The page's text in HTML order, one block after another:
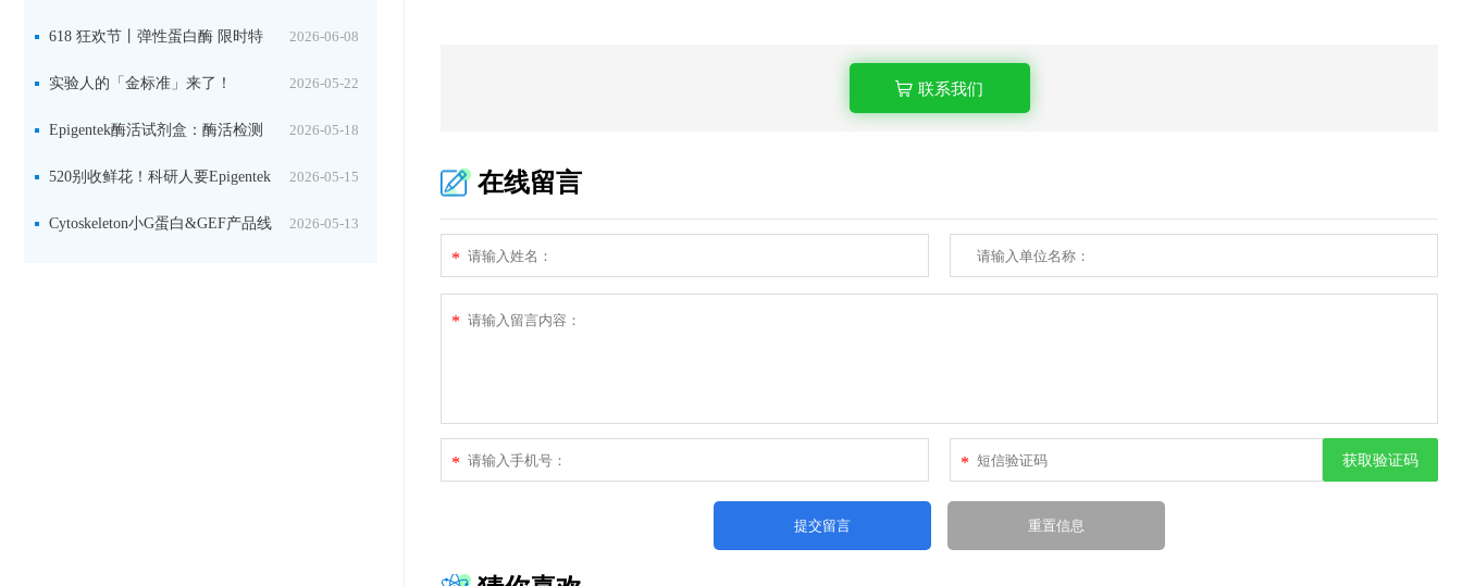
联系我们
在线留言
*
*
* * 获取验证码
饰（PTM）产品线放价啦！ 2026-06-08
618 狂欢节丨弹性蛋白酶 限时特
惠 2026-05-22
实验人的「金标准」来了！
Jackson 二抗精选限时一口价，手慢无！2026-05-18
Epigentek酶活试剂盒：酶活检测
+抑制剂筛选双赋能，下单即赠京东卡2026-05-15
520别收鲜花！科研人要Epigentek
试剂盒+京东卡！ 2026-05-13
Cytoskeleton小G蛋白&GEF产品线